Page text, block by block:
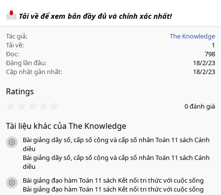
Tải về để xem bản đầy đủ và chính xác nhất!
Tác giả
The Knowledge
Tải về
1
Đọc
798
Đăng lần đầu
18/2/23
Cập nhật gần nhất
18/2/23
Ratings
0
0
a
0 đánh giá
Tài liệu khác của The Knowledge
icon tài liệu
Bài giảng dãy số, cấp số cộng và cấp số nhân Toán 11 sách Cánh
diều
Bài giảng dãy số, cấp số cộng và cấp số nhân Toán 11 sách Cánh
diều
icon tài liệu
Bài giảng đạo hàm Toán 11 sách Kết nối tri thức với cuộc sống
Bài giảng đạo hàm Toán 11 sách Kết nối tri thức với cuộc sống